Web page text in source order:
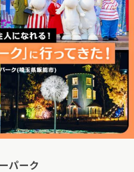
パーク